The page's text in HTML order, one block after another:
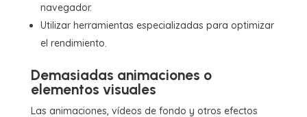
navegador.
Utilizar herramientas especializadas para optimizar
el rendimiento.
Demasiadas animaciones o
elementos visuales
Las animaciones, vídeos de fondo y otros efectos